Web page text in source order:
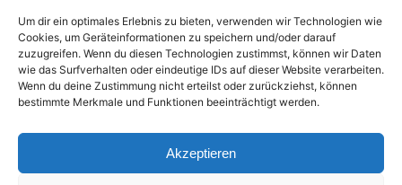
Um dir ein optimales Erlebnis zu bieten, verwenden wir Technologien wie
Cookies, um Geräteinformationen zu speichern und/oder darauf
zuzugreifen. Wenn du diesen Technologien zustimmst, können wir Daten
wie das Surfverhalten oder eindeutige IDs auf dieser Website verarbeiten.
Wenn du deine Zustimmung nicht erteilst oder zurückziehst, können
bestimmte Merkmale und Funktionen beeinträchtigt werden.
Akzeptieren
Herzlich willkommen! Ich bin Max, ein Informatiker mit
über 15 Jahren Berufserfahrung. Hier teile ich meine
Leidenschaften, Erlebnisse und Perspektiven. Ich lade
dich ein, gemeinsam mit mir auf eine Entdeckungsreise
zu gehen.